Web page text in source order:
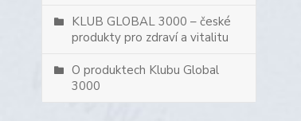
KLUB GLOBAL 3000 – české
produkty pro zdraví a vitalitu
O produktech Klubu Global
3000